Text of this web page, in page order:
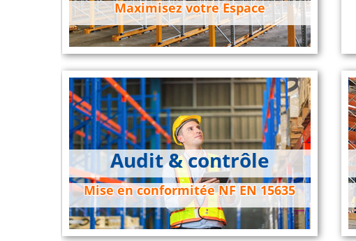
Maximisez votre Espace
Audit & contrôle
Mise en conformitée NF EN 15635